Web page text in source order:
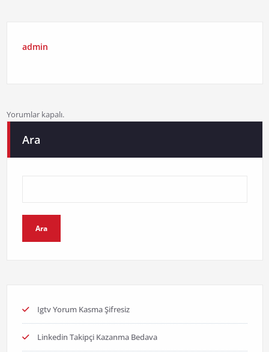
admin
Yorumlar kapalı.
Ara
Ara
Igtv Yorum Kasma Şifresiz
Linkedin Takipçi Kazanma Bedava